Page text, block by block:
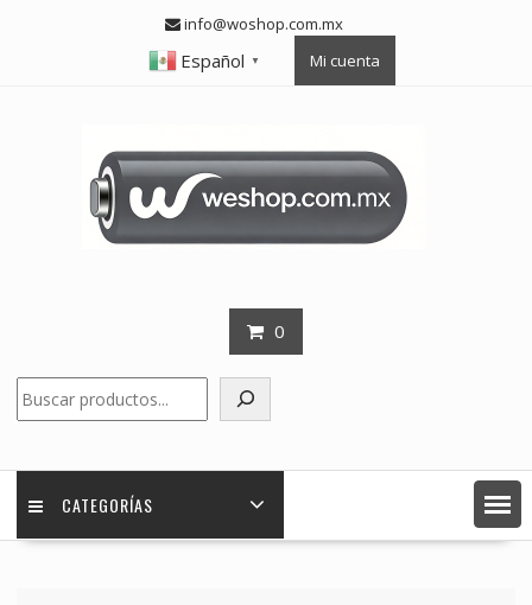
info@woshop.com.mx
Español ▼ Mi cuenta
0
CATEGORÍAS